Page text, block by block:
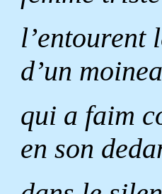
l’entourent
d’un
qui a faim
en son